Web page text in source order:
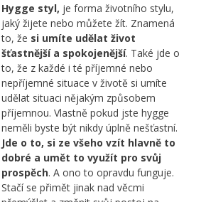
Hygge styl, je forma životního stylu,
jaký žijete nebo můžete žít. Znamená
to, že si umíte udělat život
šťastnější a spokojenější. Také jde o
to, že z každé i té příjemné nebo
nepříjemné situace v životě si umíte
udělat situaci nějakým způsobem
příjemnou. Vlastně pokud jste hygge
neměli byste být nikdy úplně nešťastní.
Jde o to, si ze všeho vzít hlavně to
dobré a umět to využít pro svůj
prospěch. A ono to opravdu funguje.
Stačí se přimět jinak nad věcmi